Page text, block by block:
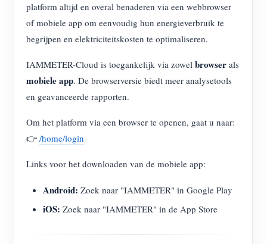
platform altijd en overal benaderen via een webbrowser
of mobiele app om eenvoudig hun energieverbruik te
begrijpen en elektriciteitskosten te optimaliseren.
IAMMETER-Cloud is toegankelijk via zowel browser als
mobiele app. De browserversie biedt meer analysetools
en geavanceerde rapporten.
Om het platform via een browser te openen, gaat u naar:
👉 /home/login
Links voor het downloaden van de mobiele app:
Android: Zoek naar "IAMMETER" in Google Play
iOS: Zoek naar "IAMMETER" in de App Store